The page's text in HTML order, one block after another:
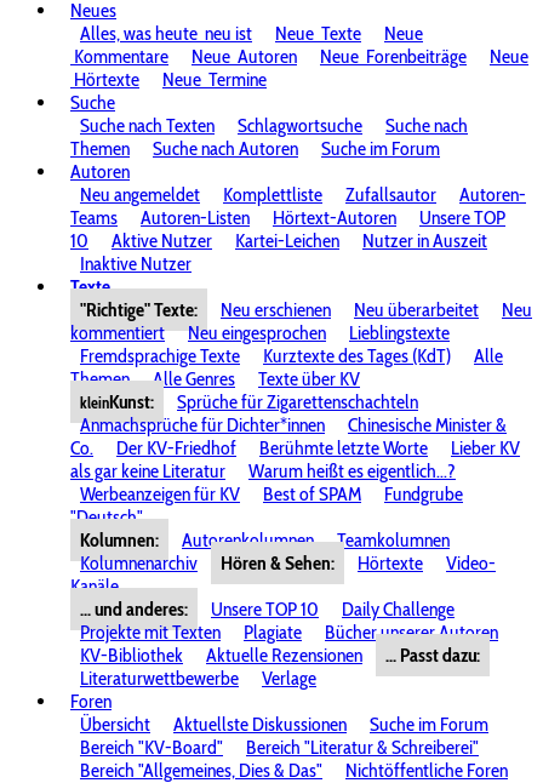
Neues
Alles, was heute neu ist Neue Texte
Neue
Kommentare
Neue Autoren Neue Forenbeiträge
Neue
Hörtexte
Neue Termine
Suche
Suche nach Texten
Schlagwortsuche
Suche nach
Themen
Suche nach Autoren
Suche im Forum
Autoren
Neu angemeldet
Komplettliste Zufallsautor
Autoren-
Teams
Autoren-Listen Hörtext-Autoren
Unsere TOP
10
Aktive Nutzer Kartei-Leichen
Nutzer in Auszeit
Inaktive Nutzer
Texte
"Richtige" Texte:
Neu erschienen Neu überarbeitet
Neu
kommentiert
Neu eingesprochen
Lieblingstexte
Fremdsprachige Texte
Kurztexte des Tages (KdT)
Alle
Themen
Alle Genres Texte über KV
kleinKunst:
Sprüche für Zigarettenschachteln
Anmachsprüche für Dichter*innen
Chinesische Minister &
Co.
Der KV-Friedhof Berühmte letzte Worte
Lieber KV
als gar keine Literatur
Warum heißt es eigentlich...?
Werbeanzeigen für KV
Best of SPAM
Fundgrube
"Deutsch"
Kolumnen:
Autorenkolumnen
Teamkolumnen
Kolumnenarchiv
Hören & Sehen: Hörtexte
Video-
Kanäle
... und anderes:
Unsere TOP 10
Daily Challenge
Projekte mit Texten
Plagiate
Bücher unserer Autoren
KV-Bibliothek
Aktuelle Rezensionen
... Passt dazu:
Literaturwettbewerbe
Verlage
Foren
Übersicht
Aktuellste Diskussionen
Suche im Forum
Bereich "KV-Board"
Bereich "Literatur & Schreiberei"
Bereich "Allgemeines, Dies & Das"
Nichtöffentliche Foren